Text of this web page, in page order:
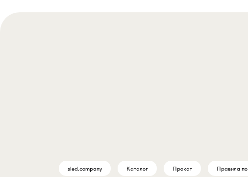
sled.company Каталог Прокат Правила